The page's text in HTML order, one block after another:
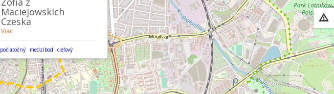
Maciejowskich
Czeska
Viac
počiatočný medzibod cieľový